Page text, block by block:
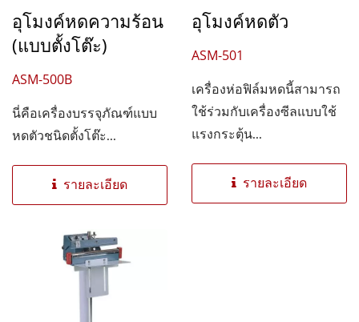
อุโมงค์หดความร้อน
(แบบตั้งโต๊ะ)
ASM-500B
นี่คือเครื่องบรรจุภัณฑ์แบบ
หดตัวชนิดตั้งโต๊ะ...
รายละเอียด
อุโมงค์หดตัว
ASM-501
เครื่องห่อฟิล์มหดนี้สามารถ
ใช้ร่วมกับเครื่องซีลแบบใช้
แรงกระตุ้น...
รายละเอียด